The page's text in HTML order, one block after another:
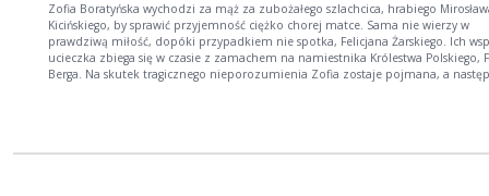
Zofia Boratyńska wychodzi za mąż za zubożałego szlachcica, hrabiego
Kicińskiego, by sprawić przyjemność ciężko chorej matce. Sama nie wierzy w
prawdziwą miłość, dopóki przypadkiem nie spotka, Felicjana Żarskiego. Ich
ucieczka zbiega się w czasie z zamachem na namiestnika Królestwa Polskiego,
Berga. Na skutek tragicznego nieporozumienia Zofia zostaje pojmana, a
tylko nie nazywał się Grubniok! Czy uda im się zbudować dom tysiące